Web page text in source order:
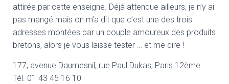
attirée par cette enseigne. Déjà attendue ailleurs, je n’y ai
pas mangé mais on m’a dit que c’est une des trois
adresses montées par un couple amoureux des produits
bretons, alors je vous laisse tester … et me dire !
177, avenue Daumesnil, rue Paul Dukas, Paris 12ème.
Tél. 01 43 45 16 10